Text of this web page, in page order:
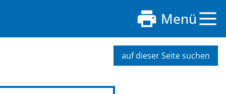
Menü
auf dieser Seite suchen